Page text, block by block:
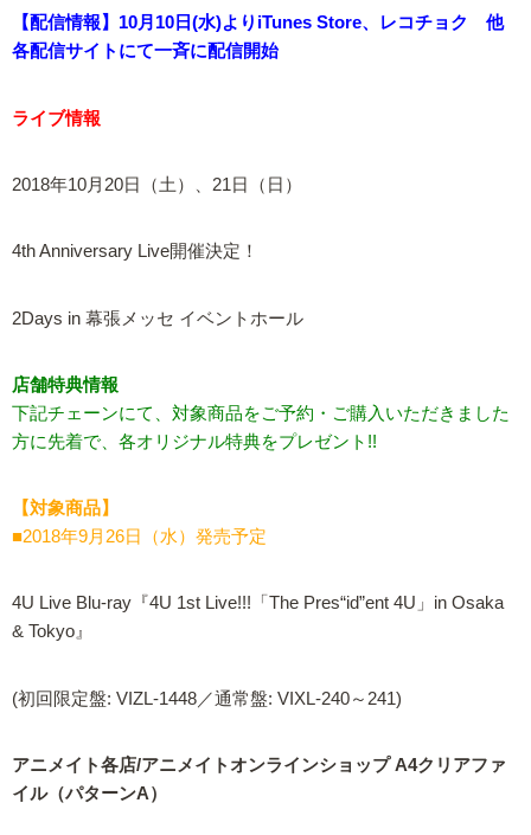
【配信情報】10月10日(水)よりiTunes Store、レコチョク 他
各配信サイトにて一斉に配信開始
ライブ情報
2018年10月20日（土）、21日（日）
4th Anniversary Live開催決定！
2Days in 幕張メッセ イベントホール
店舗特典情報
下記チェーンにて、対象商品をご予約・ご購入いただきました
方に先着で、各オリジナル特典をプレゼント!!
【対象商品】
■2018年9月26日（水）発売予定
4U Live Blu-ray『4U 1st Live!!!「The Pres“id”ent 4U」in Osaka
& Tokyo』
(初回限定盤: VIZL-1448／通常盤: VIXL-240～241)
アニメイト各店/アニメイトオンラインショップ A4クリアファ
イル（パターンA）